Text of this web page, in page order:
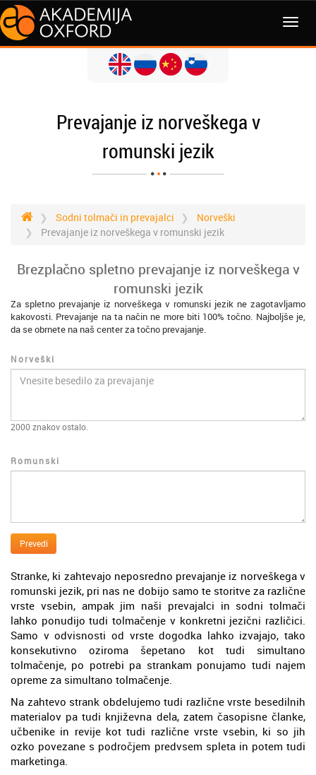
MENI
Prevajanje iz norveškega v
romunski jezik
Sodni tolmači in prevajalci
Norveški
Prevajanje iz norveškega v romunski jezik
Brezplačno spletno prevajanje iz norveškega v
romunski jezik
Za spletno prevajanje iz norveškega v romunski jezik ne zagotavljamo
kakovosti. Prevajanje na ta način ne more biti 100% točno. Najboljše je,
da se obrnete na naš center za točno prevajanje.
Norveški
2000 znakov ostalo.
Romunski
Prevedi
Stranke, ki zahtevajo neposredno prevajanje iz norveškega v
romunski jezik, pri nas ne dobijo samo te storitve za različne
vrste vsebin, ampak jim naši prevajalci in sodni tolmači
lahko ponudijo tudi tolmačenje v konkretni jezični različici.
Samo v odvisnosti od vrste dogodka lahko izvajajo, tako
konsekutivno oziroma šepetano kot tudi simultano
tolmačenje, po potrebi pa strankam ponujamo tudi najem
opreme za simultano tolmačenje.
Na zahtevo strank obdelujemo tudi različne vrste besedilnih
materialov pa tudi književna dela, zatem časopisne članke,
učbenike in revije kot tudi različne vrste vsebin, ki so jih
ozko povezane s področjem predvsem spleta in potem tudi
marketinga.